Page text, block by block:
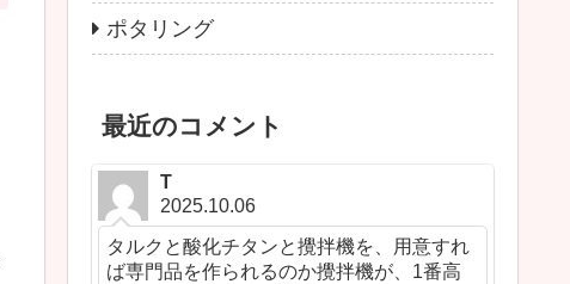
ポタリング
最近のコメント
T
2025.10.06
タルクと酸化チタンと攪拌機を、用意すれ
ば専門品を作られるのか攪拌機が、1番高